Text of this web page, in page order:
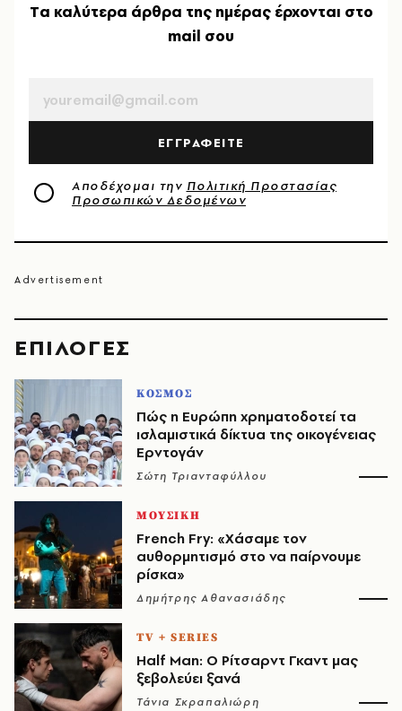
EΠΙΛΟΓΈΣ
ΚΟΣΜΟΣ
Πώς η Ευρώπη χρηματοδοτεί τα
ισλαμιστικά δίκτυα της οικογένειας
Ερντογάν
Σώτη Τριανταφύλλου
ΜΟΥΣΙΚΗ
French Fry: «Χάσαμε τον
αυθορμητισμό στο να παίρνουμε
ρίσκα»
Δημήτρης Αθανασιάδης
TV + SERIES
Half Man: Ο Ρίτσαρντ Γκαντ μας
ξεβολεύει ξανά
Τάνια Σκραπαλιώρη
Tα καλύτερα άρθρα της ημέρας έρχονται στο
mail σου
ΕΓΓΡΑΦΕΙΤΕ
Αποδέχομαι την Πολιτική Προστασίας
Προσωπικών Δεδομένων